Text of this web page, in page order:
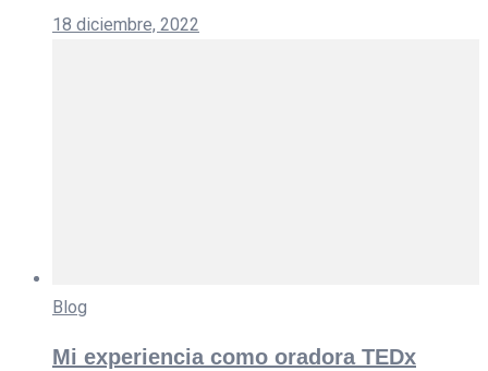
18 diciembre, 2022
Blog
Mi experiencia como oradora TEDx